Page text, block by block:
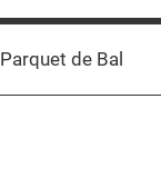
Parquet de Bal